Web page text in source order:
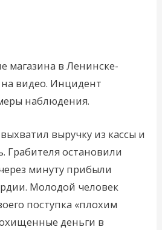
магазина в Ленинске-
видео. Инцидент
наблюдения.
выручку из кассы и
Грабителя остановили
минуту прибыли
Молодой человек
поступка «плохим
деньги в